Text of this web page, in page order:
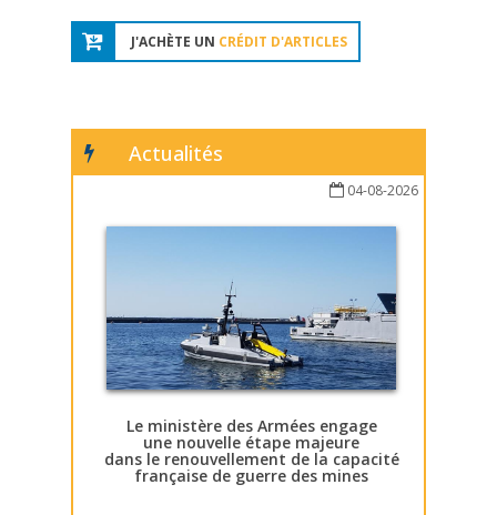
J'ACHÈTE UN CRÉDIT D'ARTICLES
Actualités
04-08-2026
Le ministère des Armées engage
une nouvelle étape majeure
dans le renouvellement de la capacité
française de guerre des mines